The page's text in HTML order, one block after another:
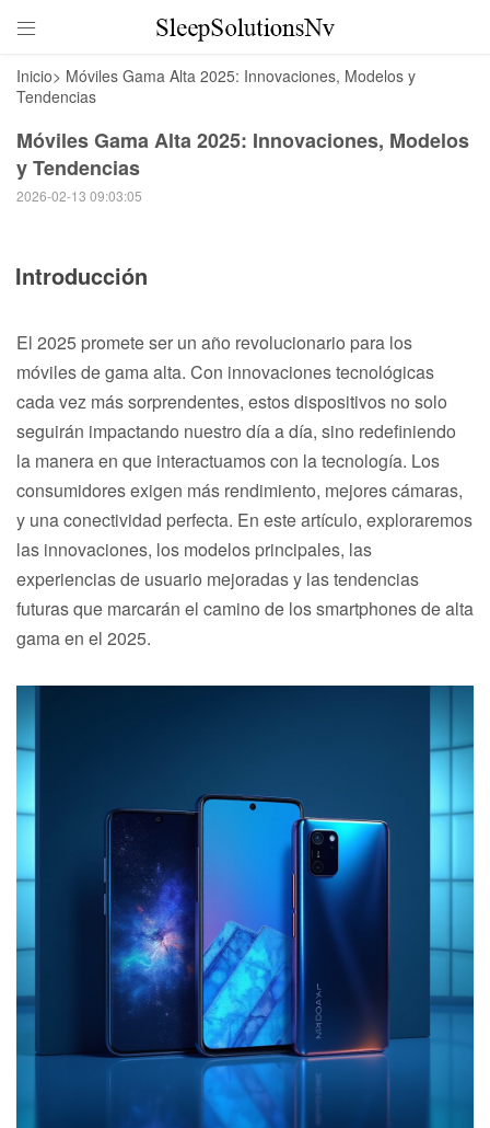

Inicio> Móviles Gama Alta 2025: Innovaciones, Modelos y
Tendencias
Móviles Gama Alta 2025: Innovaciones, Modelos
y Tendencias
2026-02-13 09:03:05
Introducción
El 2025 promete ser un año revolucionario para los
móviles de gama alta. Con innovaciones tecnológicas
cada vez más sorprendentes, estos dispositivos no solo
seguirán impactando nuestro día a día, sino redefiniendo
la manera en que interactuamos con la tecnología. Los
consumidores exigen más rendimiento, mejores cámaras,
y una conectividad perfecta. En este artículo, exploraremos
las innovaciones, los modelos principales, las
experiencias de usuario mejoradas y las tendencias
futuras que marcarán el camino de los smartphones de alta
gama en el 2025.